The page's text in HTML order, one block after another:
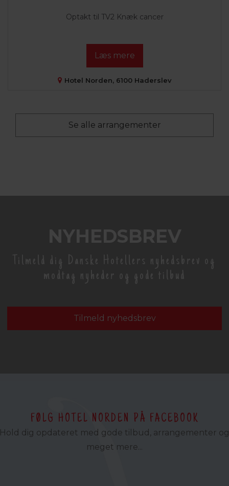
Optakt til TV2 Knæk cancer
Læs mere
Hotel Norden, 6100 Haderslev
Se alle arrangementer
NYHEDSBREV
Tilmeld dig Danske Hotellers nyhedsbrev og
modtag nyheder og gode tilbud
Tilmeld nyhedsbrev
FØLG HOTEL NORDEN PÅ FACEBOOK
Hold dig opdateret med gode tilbud, arrangementer og
meget mere...